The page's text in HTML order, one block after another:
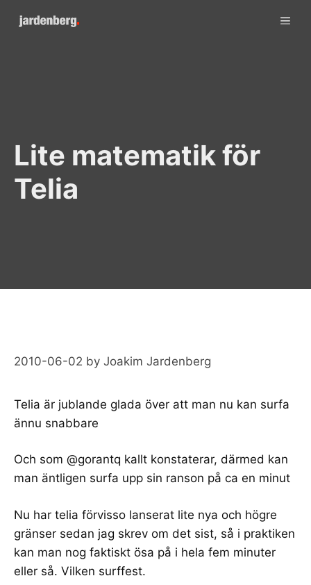
Lite matematik för
Telia
2010-06-02 by Joakim Jardenberg
Telia är jublande glada över att man nu kan surfa
ännu snabbare
Och som @gorantq kallt konstaterar, därmed kan
man äntligen surfa upp sin ranson på ca en minut
Nu har telia förvisso lanserat lite nya och högre
gränser sedan jag skrev om det sist, så i praktiken
kan man nog faktiskt ösa på i hela fem minuter
eller så. Vilken surffest.